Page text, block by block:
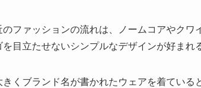
のファッションの流れは、ノームコアやク
を目立たせないシンプルなデザインが好まれ
きくブランド名が書かれたウェアを着てい